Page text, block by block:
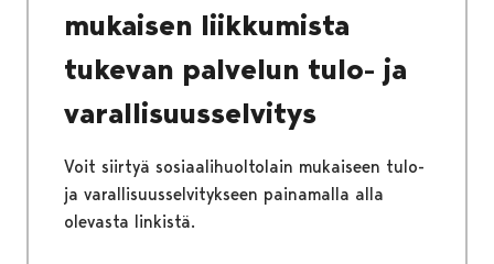
mukaisen liikkumista
tukevan palvelun tulo- ja
varallisuusselvitys
Voit siirtyä sosiaalihuoltolain mukaiseen tulo-
ja varallisuusselvitykseen painamalla alla
olevasta linkistä.